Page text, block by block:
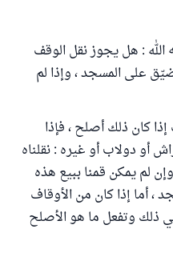
: هل يجوز نقل الوقف
على المسجد ، وإذا لم
كان ذلك أصلح ، فإذا
أو دولاب أو غيره : نقلناه
لم يمكن قمنا ببيع هذه
، أما إذا كان من الأوقاف
ذلك وتفعل ما هو الأصلح